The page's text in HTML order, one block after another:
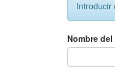
Introducir
Nombre